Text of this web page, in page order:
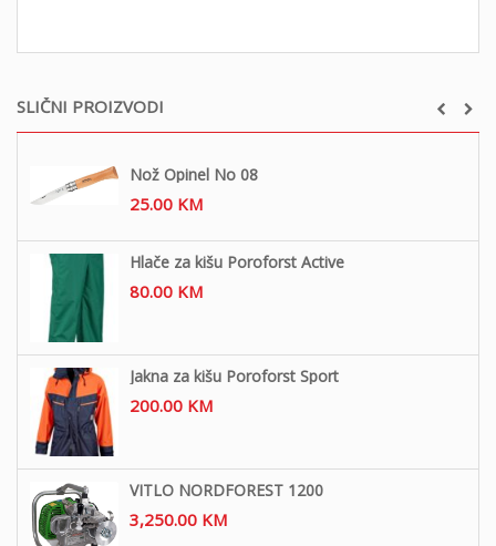
SLIČNI PROIZVODI
Nož Opinel No 08
25.00 KM
Hlače za kišu Poroforst Active
80.00 KM
Jakna za kišu Poroforst Sport
200.00 KM
VITLO NORDFOREST 1200
3,250.00 KM